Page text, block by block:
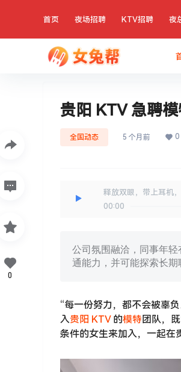
首页 夜场招聘 KTV招聘 夜
贵阳 KTV 急聘
全国动态 5 个月前 0
释放双眼，带上耳机，
00:00
公司氛围融洽，同事年
通能力，并可能探索长期
“每一份努力，都不会被辜
入贵阳 KTV的模特 团队，
条件的女生来加入，一起在
0